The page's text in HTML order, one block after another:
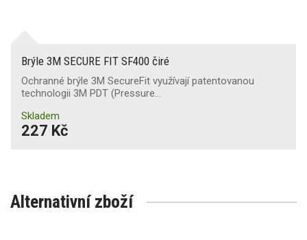
Brýle 3M SECURE FIT SF400 čiré
Ochranné brýle 3M SecureFit využívají patentovanou
technologii 3M PDT (Pressure…
Skladem
227 Kč
Alternativní zboží